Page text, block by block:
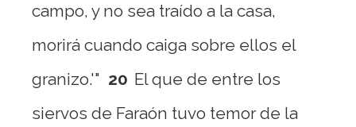
campo, y no sea traído a la casa,
morirá cuando caiga sobre ellos el
granizo.'" 20 El que de entre los
siervos de Faraón tuvo temor de la